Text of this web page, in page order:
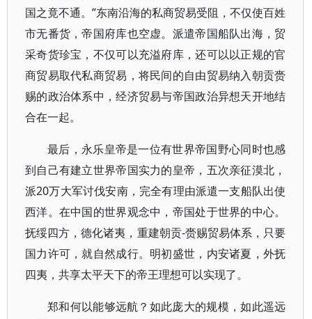
国之竟不通。”东南沿海的私商贸易受阻，不仅使百姓
市无番货，帝国府库也空虚。派遣帝国船队出海，贸
采奇货珍宝，不仅可以充溢府库，还可以以正规的官
商贸易取代私商贸易，将民间的自由贸易纳入朝贡赍
赐的政治体系中，经济贸易与帝国政治异想天开地结
合在一起。
最后，永乐皇帝是一位有世界帝国野心同时也感
到自己有建立世界帝国实力的皇帝，五次亲征漠北，
派20万大军讨伐安南，完全有理由派遣一支船队出使
西洋。在中国的世界观念中，帝国处于世界的中心。
抚绥四方，德化诸夷，重建朝贡-赍赐贸易体系，只要
国力许可，就自然成行。明初盛世，内安诸夏，外抚
四夷，共享太平天下的帝王理想可以实现了。
郑和何以能够远航？如此庞大的规模，如此遥远